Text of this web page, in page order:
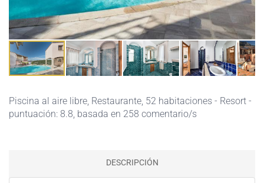
Piscina al aire libre, Restaurante, 52 habitaciones - Resort -
puntuación: 8.8, basada en 258 comentario/s
DESCRIPCIÓN